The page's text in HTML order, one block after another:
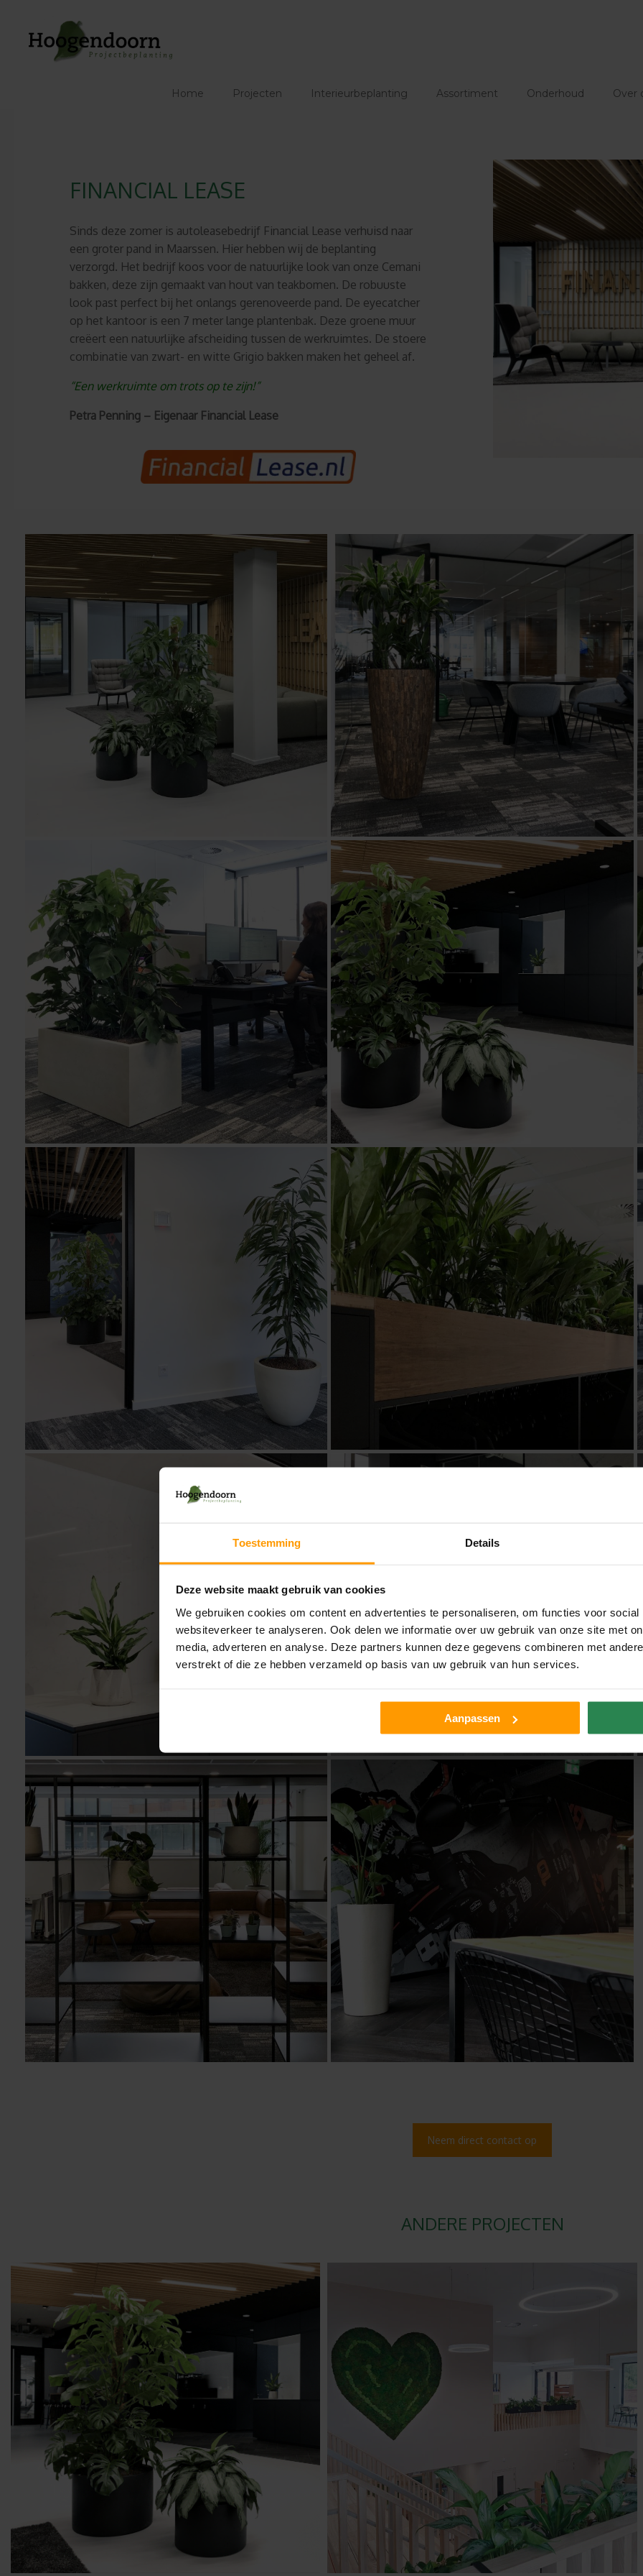
Toestemming Details
Deze website maakt gebruik van cookies
We gebruiken cookies om content en advertenties te personaliseren, om functies voor
websiteverkeer te analyseren. Ook delen we informatie over uw gebruik van onze site met
media, adverteren en analyse. Deze partners kunnen deze gegevens combineren met
verstrekt of die ze hebben verzameld op basis van uw gebruik van hun services.
Aanpassen
inhoud
Home Projecten Interieurbeplanting Assortiment Onderhoud Over
FINANCIAL LEASE
Sinds deze zomer is autoleasebedrijf Financial Lease verhuisd naar
een groter pand in Maarssen. Hier hebben wij de beplanting
verzorgd. Het bedrijf koos voor de natuurlijke look van onze Cemani
bakken, deze zijn gemaakt van hout van teakbomen. De robuuste
look past perfect bij het onlangs gerenoveerde pand. De eyecatcher
op het kantoor is een 7 meter lange plantenbak. Deze groene muur
creëert een natuurlijke afscheiding tussen de werkruimtes. De stoere
combinatie van zwart- en witte Grigio bakken maken het geheel af.
“Een werkruimte om trots op te zijn!”
Petra Penning – Eigenaar Financial Lease
Neem direct contact op
ANDERE PROJECTEN
FINANCIAL LEASE R.K. BASISSCHOOL VAN HARTE